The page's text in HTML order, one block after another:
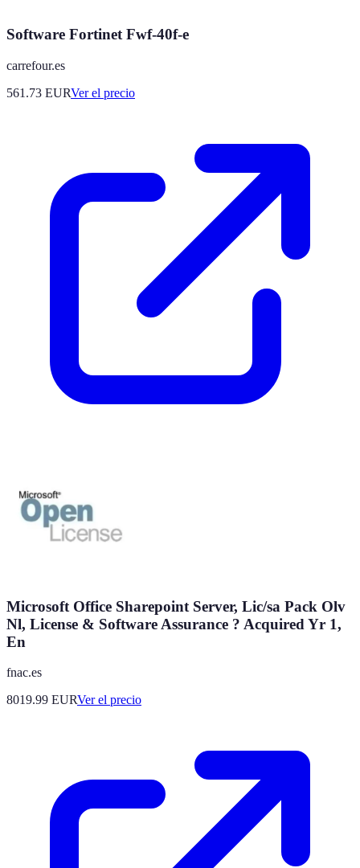
Software Fortinet Fwf-40f-e
carrefour.es
561.73 EURVer el precio
Microsoft Office Sharepoint Server, Lic/sa Pack Olv
Nl, License & Software Assurance ? Acquired Yr 1,
En
fnac.es
8019.99 EURVer el precio